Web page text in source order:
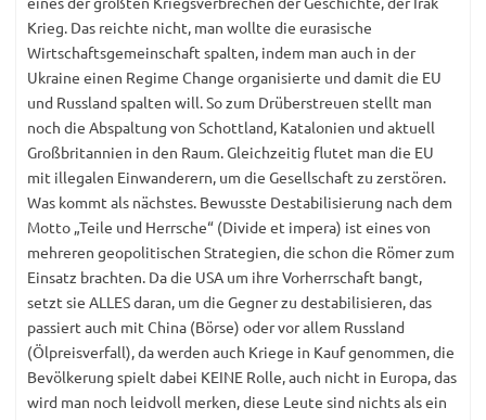
Krieg. Das reichte nicht, man wollte die eurasische
Wirtschaftsgemeinschaft spalten, indem man auch in der
Ukraine einen Regime Change organisierte und damit die EU
und Russland spalten will. So zum Drüberstreuen stellt man
noch die Abspaltung von Schottland, Katalonien und aktuell
Großbritannien in den Raum. Gleichzeitig flutet man die EU
mit illegalen Einwanderern, um die Gesellschaft zu zerstören.
Was kommt als nächstes. Bewusste Destabilisierung nach dem
Motto „Teile und Herrsche“ (Divide et impera) ist eines von
mehreren geopolitischen Strategien, die schon die Römer zum
Einsatz brachten. Da die USA um ihre Vorherrschaft bangt,
setzt sie ALLES daran, um die Gegner zu destabilisieren, das
passiert auch mit China (Börse) oder vor allem Russland
(Ölpreisverfall), da werden auch Kriege in Kauf genommen, die
Bevölkerung spielt dabei KEINE Rolle, auch nicht in Europa, das
wird man noch leidvoll merken, diese Leute sind nichts als ein